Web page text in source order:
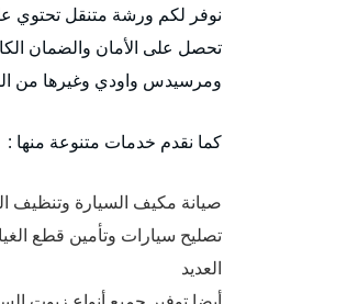
نوفر لكم ورشة متنقل تحتوي
تحصل على الأمان والضمان
ومرسيدس واودي وغيرها من
كما نقدم خدمات متنوعة منها :
صيانة مكيف السيارة وتنظيف
تصليح سيارات وتأمين قطع
العديد